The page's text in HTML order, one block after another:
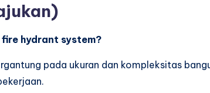
hydrant system?
pada ukuran dan kompleksitas